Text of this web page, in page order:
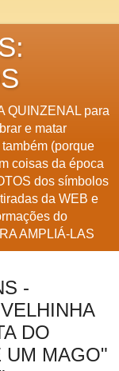
QUINZENAL para
e matar
(porque
coisas da época
dos símbolos
da WEB e
do
AMPLIÁ-LAS
-
DO
UM MAGO"